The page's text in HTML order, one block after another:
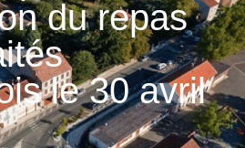
du repas
le 30 avril